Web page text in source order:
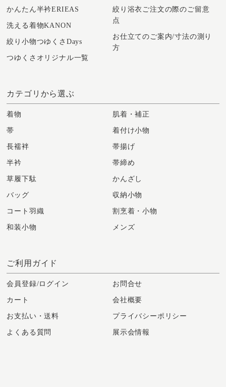
かんたん半衿ERIEAS
洗える着物KANON
絞り小物つゆくさDays
つゆくさオリジナル一覧
絞り浴衣ご注文の際のご留意
点
お仕立てのご案内/寸法の測り
方
カテゴリから選ぶ
着物
帯
長襦袢
半衿
草履下駄
バッグ
コート羽織
和装小物
肌着・補正
着付け小物
帯揚げ
帯締め
かんざし
収納小物
割烹着・小物
メンズ
ご利用ガイド
会員登録/ログイン
カート
お支払い・送料
よくある質問
お問合せ
会社概要
プライバシーポリシー
展示会情報